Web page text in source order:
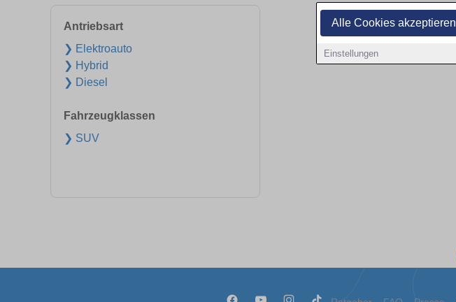
Alle Cookies akzeptieren
Einstellungen
Antriebsart
❯ Elektroauto
❯ Hybrid
❯ Diesel
Fahrzeugklassen
❯ SUV